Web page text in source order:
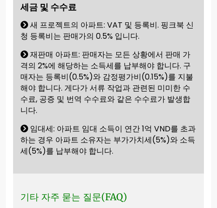
세금 및 수수료
새 프로젝트의 아파트: VAT 및 등록비. 핑크북 신
청 등록비는 판매가의 0.5% 입니다.
재판매 아파트: 판매자는 모든 상황에서 판매 가
격의 2%에 해당하는 소득세를 납부해야 합니다. 구
매자는 등록비(0.5%)와 감정평가비(0.15%)를 지불
해야 합니다. 게다가 서류 작업과 관련된 미미한 수
수료, 공증 및 번역 수수료와 같은 수수료가 발생합
니다.
임대세: 아파트 임대 소득이 연간 1억 VND를 초과
하는 경우 아파트 소유자는 부가가치세(5%)와 소득
세(5%)를 납부해야 합니다.
기타 자주 묻는 질문(FAQ)